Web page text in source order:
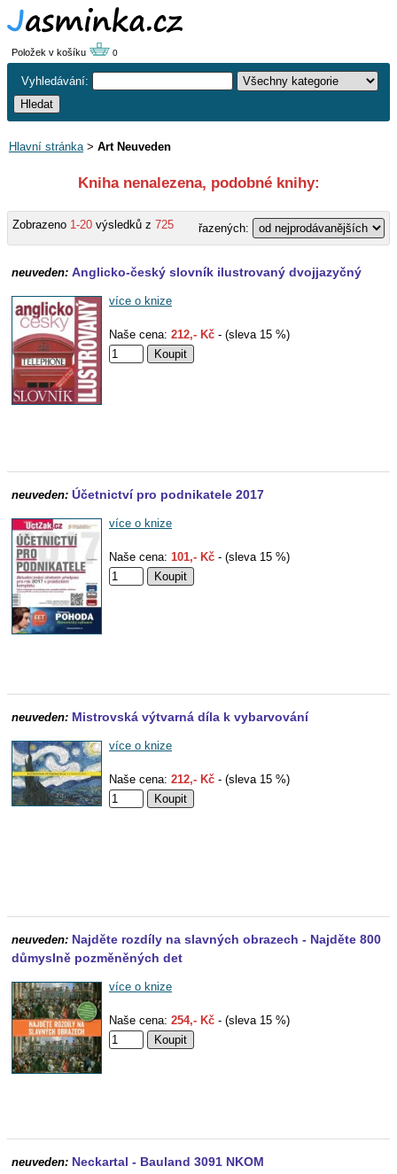
Položek v košíku 0
Vyhledávání:
Hlavní stránka> Art Neuveden
Kniha nenalezena, podobné knihy:
Zobrazeno 1-20 výsledků z 725 řazených:
neuveden: Anglicko-český slovník ilustrovaný dvojjazyčný
více o knize
Naše cena: 212,- Kč - (sleva 15 %)
neuveden: Účetnictví pro podnikatele 2017
více o knize
Naše cena: 101,- Kč - (sleva 15 %)
neuveden: Mistrovská výtvarná díla k vybarvování
více o knize
Naše cena: 212,- Kč - (sleva 15 %)
neuveden: Najděte rozdíly na slavných obrazech - Najděte 800
důmyslně pozměněných det
více o knize
Naše cena: 254,- Kč - (sleva 15 %)
neuveden: Neckartal - Bauland 3091 NKOM